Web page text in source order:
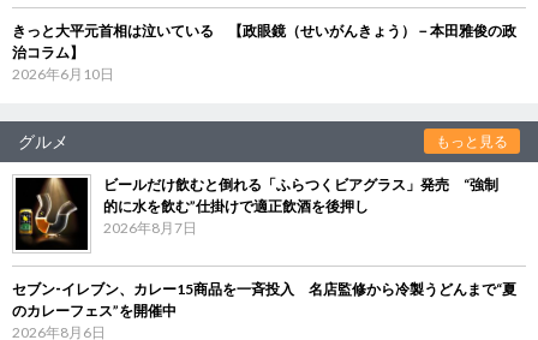
きっと大平元首相は泣いている 【政眼鏡（せいがんきょう）－本田雅俊の政
治コラム】
2026年6月10日
グルメ もっと見る
ビールだけ飲むと倒れる「ふらつくビアグラス」発売 “強制
的に水を飲む”仕掛けで適正飲酒を後押し
2026年8月7日
セブン‐イレブン、カレー15商品を一斉投入 名店監修から冷製うどんまで“夏
のカレーフェス”を開催中
2026年8月6日